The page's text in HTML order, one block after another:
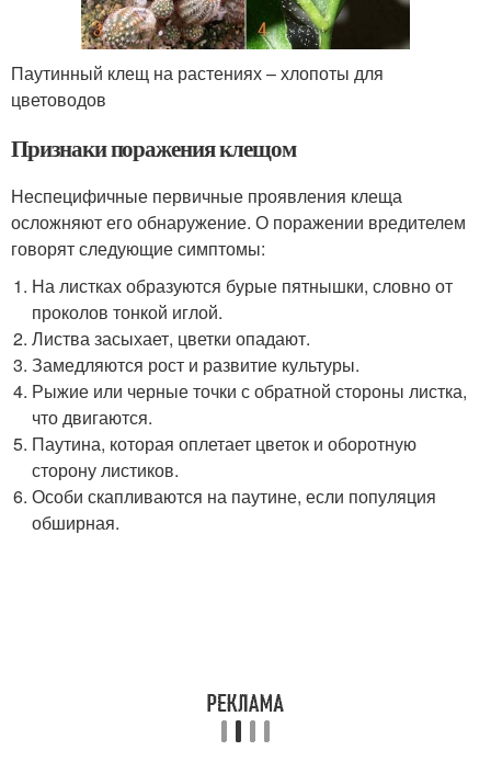
Паутинный клещ на растениях – хлопоты для
цветоводов
Признаки поражения клещом
Неспецифичные первичные проявления клеща
осложняют его обнаружение. О поражении вредителем
говорят следующие симптомы:
На листках образуются бурые пятнышки, словно от
проколов тонкой иглой.
Листва засыхает, цветки опадают.
Замедляются рост и развитие культуры.
Рыжие или черные точки с обратной стороны листка,
что двигаются.
Паутина, которая оплетает цветок и оборотную
сторону листиков.
Особи скапливаются на паутине, если популяция
обширная.